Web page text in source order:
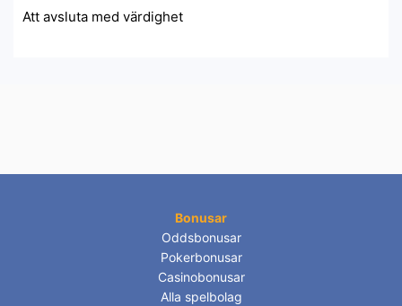
Att avsluta med värdighet
Bonusar
Oddsbonusar
Pokerbonusar
Casinobonusar
Alla spelbolag